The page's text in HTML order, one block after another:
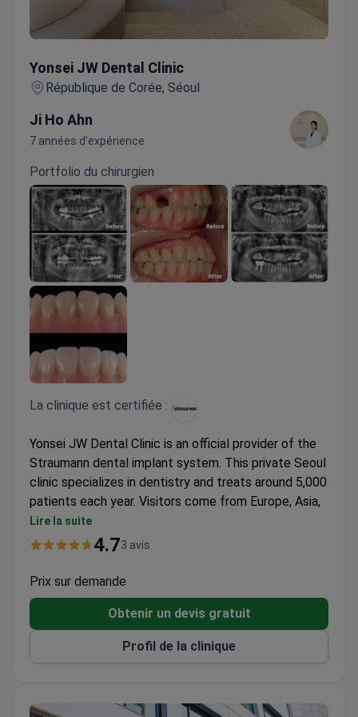
Yonsei JW Dental Clinic
République de Corée, Séoul
Ji Ho Ahn
7 années d'expérience
Portfolio du chirurgien
La clinique est certifiée :
Yonsei JW Dental Clinic is an official provider of the
Straumann dental implant system. This private Seoul
clinic specializes in dentistry and treats around 5,000
patients each year. Visitors come from Europe, Asia,
North America, and Australia.
Covers both adult and children's dentistry under
Uses original Straumann Swiss materials for
implant procedures.
Serves a wide international patient base from four
Lire la suite
4.73 avis
Prix sur demande
Obtenir un devis gratuit
Profil de la clinique